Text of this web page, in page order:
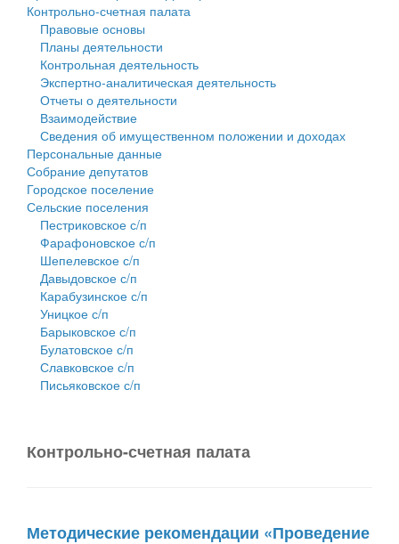
Собрание депутатов
Городское поселение
Сельские поселения
Контрольно-счетная палата
Правовые основы
Планы деятельности
Контрольная деятельность
Экспертно-аналитическая деятельность
Отчеты о деятельности
Взаимодействие
Сведения об имущественном положении и доходах
Персональные данные
Собрание депутатов
Городское поселение
Сельские поселения
Пестриковское с/п
Фарафоновское с/п
Шепелевское с/п
Давыдовское с/п
Карабузинское с/п
Уницкое с/п
Барыковское с/п
Булатовское с/п
Славковское с/п
Письяковское с/п
Контрольно-счетная палата
Методические рекомендации «Проведение